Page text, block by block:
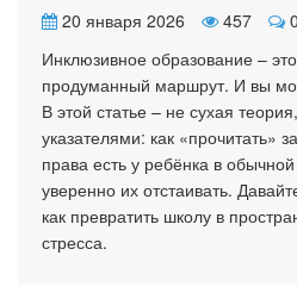
20 января 2026 457
0
Инклюзивное образование –
продуманный маршрут. И вы
В этой статье – не сухая
указателями: как «прочитать»
права есть у ребёнка в
уверенно их отстаивать.
как превратить школу в
стресса.